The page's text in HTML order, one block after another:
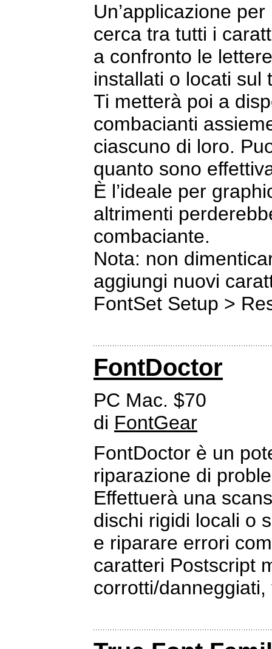
Un’applicazione
cerca tra tutti i
a confronto le
installati o locati sul
Ti metterà poi a
combacianti
ciascuno di loro.
quanto sono
È l’ideale per
altrimenti
combaciante.
Nota: non
aggiungi nuovi
FontSet Setup >
FontDoctor
PC Mac. $70
di FontGear
FontDoctor è un
riparazione di
Effettuerà una
dischi rigidi locali o
e riparare errori
caratteri Postscript
corrotti/